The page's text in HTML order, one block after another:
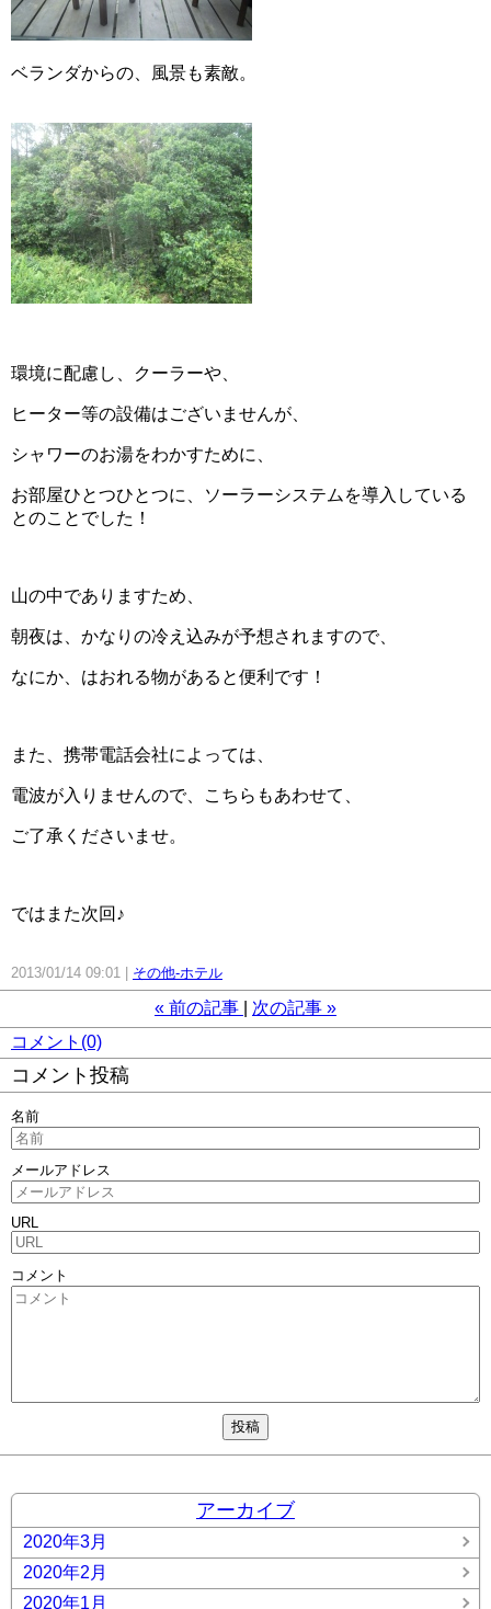
ベランダからの、風景も素敵。
環境に配慮し、クーラーや、
ヒーター等の設備はございませんが、
シャワーのお湯をわかすために、
お部屋ひとつひとつに、ソーラーシステムを導入している
とのことでした！
山の中でありますため、
朝夜は、かなりの冷え込みが予想されますので、
なにか、はおれる物があると便利です！
また、携帯電話会社によっては、
電波が入りませんので、こちらもあわせて、
ご了承くださいませ。
ではまた次回♪
2013/01/14 09:01 その他-ホテル
« 前の記事 次の記事 »
コメント(0)
コメント投稿
名前
メールアドレス
URL
コメント
アーカイブ
2020年3月
2020年2月
2020年1月